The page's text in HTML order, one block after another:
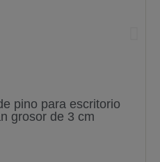
pino para escritorio
grosor de 3 cm